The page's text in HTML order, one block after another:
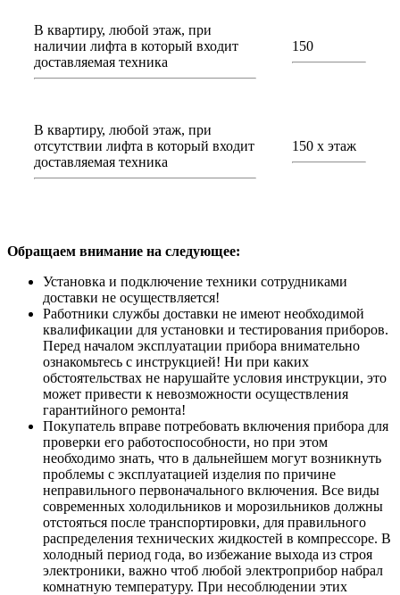
В квартиру, любой этаж, при
наличии лифта в который входит
доставляемая техника
150
В квартиру, любой этаж, при
отсутствии лифта в который входит
доставляемая техника
150 х этаж
Обращаем внимание на следующее:
Установка и подключение техники сотрудниками
доставки не осуществляется!
Работники службы доставки не имеют необходимой
квалификации для установки и тестирования приборов.
Перед началом эксплуатации прибора внимательно
ознакомьтесь с инструкцией! Ни при каких
обстоятельствах не нарушайте условия инструкции, это
может привести к невозможности осуществления
гарантийного ремонта!
Покупатель вправе потребовать включения прибора для
проверки его работоспособности, но при этом
необходимо знать, что в дальнейшем могут возникнуть
проблемы с эксплуатацией изделия по причине
неправильного первоначального включения. Все виды
современных холодильников и морозильников должны
отстояться после транспортировки, для правильного
распределения технических жидкостей в компрессоре. В
холодный период года, во избежание выхода из строя
электроники, важно чтоб любой электроприбор набрал
комнатную температуру. При несоблюдении этих